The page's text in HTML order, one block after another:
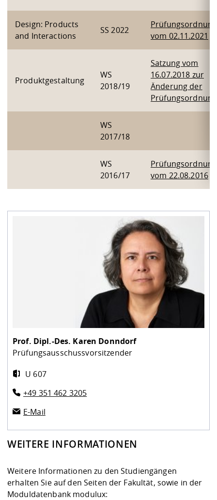
Design: Products
and Interactions
SS 2022
Prüfungsordnung
vom 02.11.2021
Produktgestaltung
WS
2018/19
Satzung vom
16.07.2018 zur
Änderung der
WS
2017/18
WS
2016/17
Prüfungsordnung
vom 22.08.2016
WEITERE INFORMATIONEN
Weitere Informationen zu den Studiengängen
erhalten Sie auf den Seiten der Fakultät, sowie in der
Moduldatenbank modulux:
Prof. Dipl.-Des. Karen Donndorf
Prüfungsausschussvorsitzender
U 607
+49 351 462 3205
E-Mail